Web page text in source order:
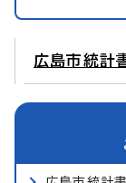
広島市統計